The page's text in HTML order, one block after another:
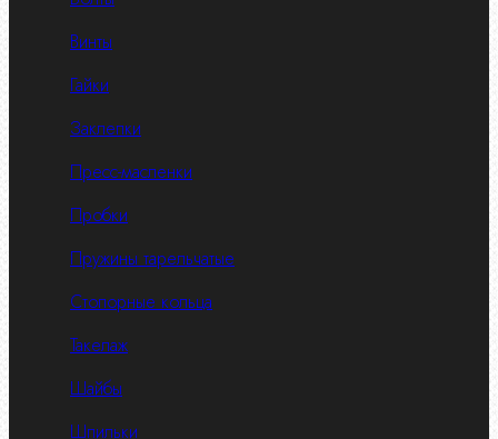
Винты
Гайки
Заклепки
Пресс-масленки
Пробки
Пружины тарельчатые
Стопорные кольца
Такелаж
Шайбы
Шпильки